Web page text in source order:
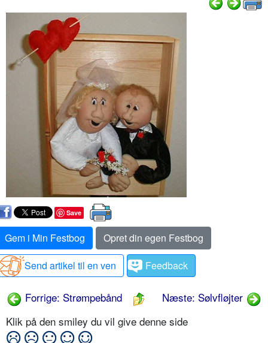
Save
Gem i Min Festbog
Opret din egen Festbog
Send artikel til en ven
Feedback
Forrige: Strømpebånd
Næste: Sølvfløjter
Klik på den smiley du vil give denne side